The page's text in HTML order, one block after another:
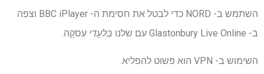
השתמש ב- NORD כדי לבטל את חסימת ה- BBC iPlayer וצפה
ב- Glastonbury Live Online עם שלנו
בִּלעָדִי עִסקָה.
השימוש ב- VPN הוא פשוט להפליא.